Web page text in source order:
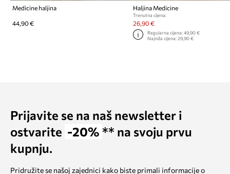
Medicine haljina
44,90 €
Haljina Medicine
Trenutna cijena:
26,90 €
Regularna cijena: 49,90 €
Najniža cijena: 29,90 €
Prijavite se na naš newsletter i
ostvarite -20% ** na svoju prvu
kupnju.
Pridružite se našoj zajednici kako biste primali informacije o